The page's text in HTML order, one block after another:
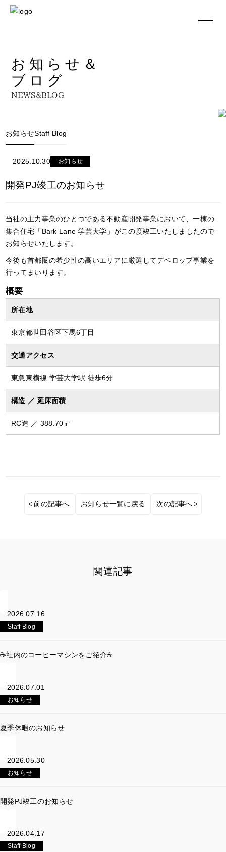
お知らせ＆
ブログ
NEWS&BLOG
お知らせStaff Blog
2025.10.30 お知らせ
開発PJ竣工のお知らせ
当社の主力事業のひとつである不動産開発事業において、一棟の
集合住宅「Bark Lane 学芸大学」がこの度竣工いたしましたので
お知らせいたします。
今後も首都圏の希少性の高いエリアに厳選してデベロップ事業を
行ってまいります。
概要
所在地
東京都世田谷区下馬6丁目
交通アクセス
東急東横線 学芸大学駅 徒歩6分
構造 ／ 延床面積
RC造 ／ 388.70㎡
前の記事へ お知らせ一覧に戻る 次の記事へ
関連記事
2026.07.16
Staff Blog
☕社内のコーヒーマシンをご紹介☕
2026.07.01
お知らせ
夏季休暇のお知らせ
2026.05.30
お知らせ
開発PJ竣工のお知らせ
2026.04.17
Staff Blog